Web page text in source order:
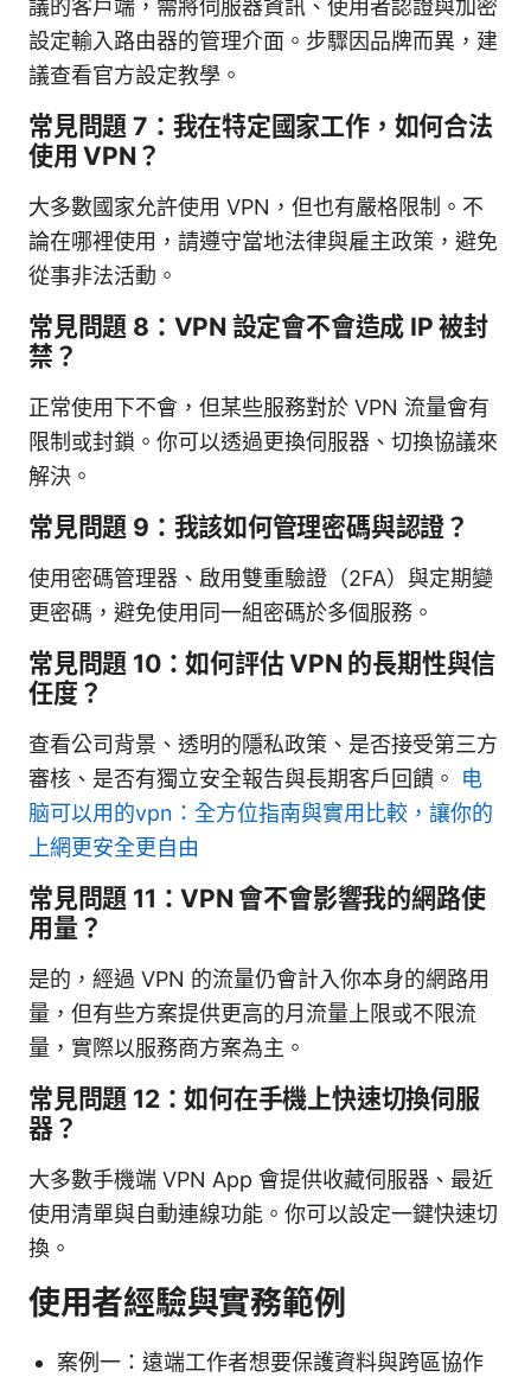
議的客戶端，需將伺服器資訊、使用者認證與加密
設定輸入路由器的管理介面。步驟因品牌而異，建
議查看官方設定教學。
常見問題 7：我在特定國家工作，如何合法
使用 VPN？
大多數國家允許使用 VPN，但也有嚴格限制。不
論在哪裡使用，請遵守當地法律與雇主政策，避免
從事非法活動。
常見問題 8：VPN 設定會不會造成 IP 被封
禁？
正常使用下不會，但某些服務對於 VPN 流量會有
限制或封鎖。你可以透過更換伺服器、切換協議來
解決。
常見問題 9：我該如何管理密碼與認證？
使用密碼管理器、啟用雙重驗證（2FA）與定期變
更密碼，避免使用同一組密碼於多個服務。
常見問題 10：如何評估 VPN 的長期性與信
任度？
查看公司背景、透明的隱私政策、是否接受第三方
審核、是否有獨立安全報告與長期客戶回饋。 电
脑可以用的vpn：全方位指南與實用比較，讓你的
上網更安全更自由
常見問題 11：VPN 會不會影響我的網路使
用量？
是的，經過 VPN 的流量仍會計入你本身的網路用
量，但有些方案提供更高的月流量上限或不限流
量，實際以服務商方案為主。
常見問題 12：如何在手機上快速切換伺服
器？
大多數手機端 VPN App 會提供收藏伺服器、最近
使用清單與自動連線功能。你可以設定一鍵快速切
換。
使用者經驗與實務範例
案例一：遠端工作者想要保護資料與跨區協作